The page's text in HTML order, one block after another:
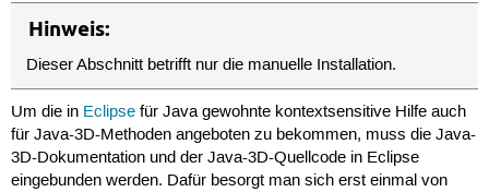
Hinweis:
Dieser Abschnitt betrifft nur die manuelle Installation.
Um die in Eclipsefür Java gewohnte kontextsensitive Hilfe auch
für Java-3D-Methoden angeboten zu bekommen, muss die Java-
3D-Dokumentation und der Java-3D-Quellcode in Eclipse
eingebunden werden. Dafür besorgt man sich erst einmal von